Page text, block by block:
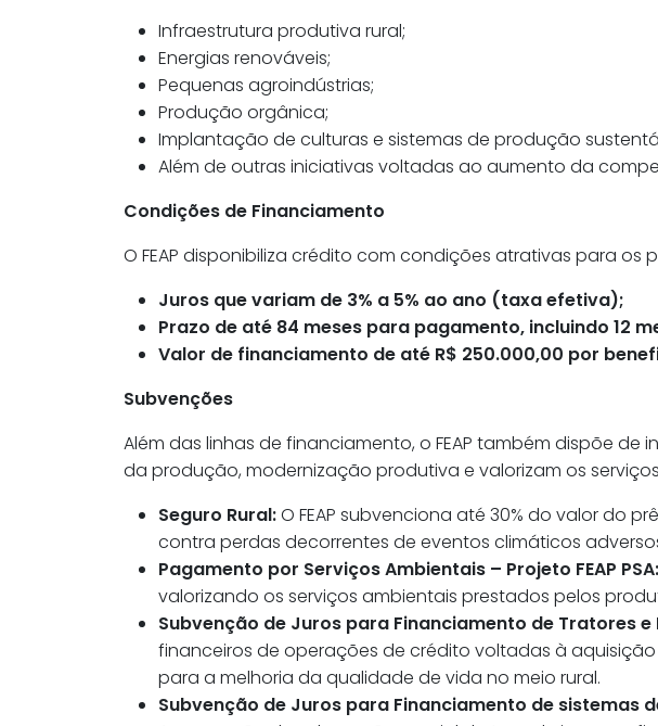
Infraestrutura produtiva rural;
Energias renováveis;
Pequenas agroindústrias;
Produção orgânica;
Implantação de culturas e sistemas de produção
Além de outras iniciativas voltadas ao aumento da
Condições de Financiamento
O FEAP disponibiliza crédito com condições atrativas para os
Juros que variam de 3% a 5% ao ano (taxa efetiva);
Prazo de até 84 meses para pagamento, incluindo 12
Valor de financiamento de até R$ 250.000,00 por
Subvenções
Além das linhas de financiamento, o FEAP também dispõe
da produção, modernização produtiva e valorizam os
Seguro Rural:O FEAP subvenciona até 30% do valor do
contra perdas decorrentes de eventos climáticos
Pagamento por Serviços Ambientais – Projeto FEAP PSA:
valorizando os serviços ambientais prestados pelos
Subvenção de Juros para Financiamento de Tratores
financeiros de operações de crédito voltadas à
para a melhoria da qualidade de vida no meio rural.
Subvenção de Juros para Financiamento de